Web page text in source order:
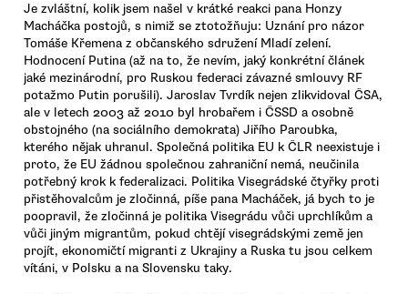
Je zvláštní, kolik jsem našel v krátké reakci pana Honzy
Macháčka postojů, s nimiž se ztotožňuju: Uznání pro názor
Tomáše Křemena z občanského sdružení Mladí zelení.
Hodnocení Putina (až na to, že nevím, jaký konkrétní článek
jaké mezinárodní, pro Ruskou federaci závazné smlouvy RF
potažmo Putin porušili). Jaroslav Tvrdík nejen zlikvidoval ČSA,
ale v letech 2003 až 2010 byl hrobařem i ČSSD a osobně
obstojného (na sociálního demokrata) Jiřího Paroubka,
kterého nějak uhranul. Společná politika EU k ČLR neexistuje i
proto, že EU žádnou společnou zahraniční nemá, neučinila
potřebný krok k federalizaci. Politika Visegrádské čtyřky proti
přistěhovalcům je zločinná, píše pana Macháček, já bych to je
poopravil, že zločinná je politika Visegrádu vůči uprchlíkům a
vůči jiným migrantům, pokud chtějí visegrádskými země jen
projít, ekonomičtí migranti z Ukrajiny a Ruska tu jsou celkem
vítáni, v Polsku a na Slovensku taky.